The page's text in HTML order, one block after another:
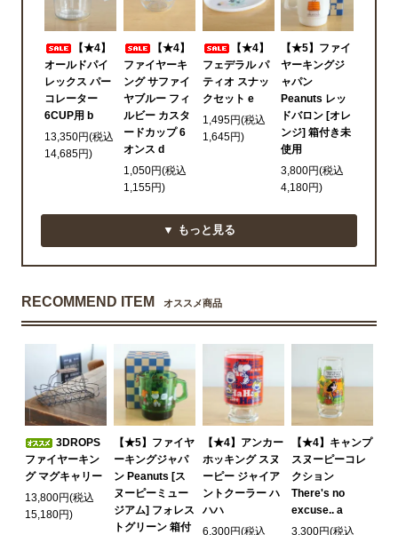
【★4】
オールドパイ
レックス パー
コレーター
6CUP用 b
13,350円(税込
14,685円)
【★4】
ファイヤーキ
ング サファイ
ヤブルー フィ
ルビー カスタ
ードカップ 6
オンス d
1,050円(税込
1,155円)
【★4】
フェデラル パ
ティオ スナッ
クセット e
1,495円(税込
1,645円)
【★5】ファイ
ヤーキングジ
ャパン
Peanuts レッ
ドバロン [オレ
ンジ] 箱付き未
使用
3,800円(税込
4,180円)
▼ もっと見る
RECOMMEND ITEM オススメ商品
3DROPS
ファイヤーキン
グ マグキャリー
13,800円(税込
15,180円)
【★5】ファイヤ
ーキングジャパ
ン Peanuts [ス
ヌーピーミュー
ジアム] フォレス
トグリーン 箱付
【★4】アンカー
ホッキング スヌ
ーピー ジャイア
ントクーラー ハ
ハハ
6,300円(税込
【★4】キャンプ
スヌーピーコレ
クション
There's no
excuse.. a
3,300円(税込